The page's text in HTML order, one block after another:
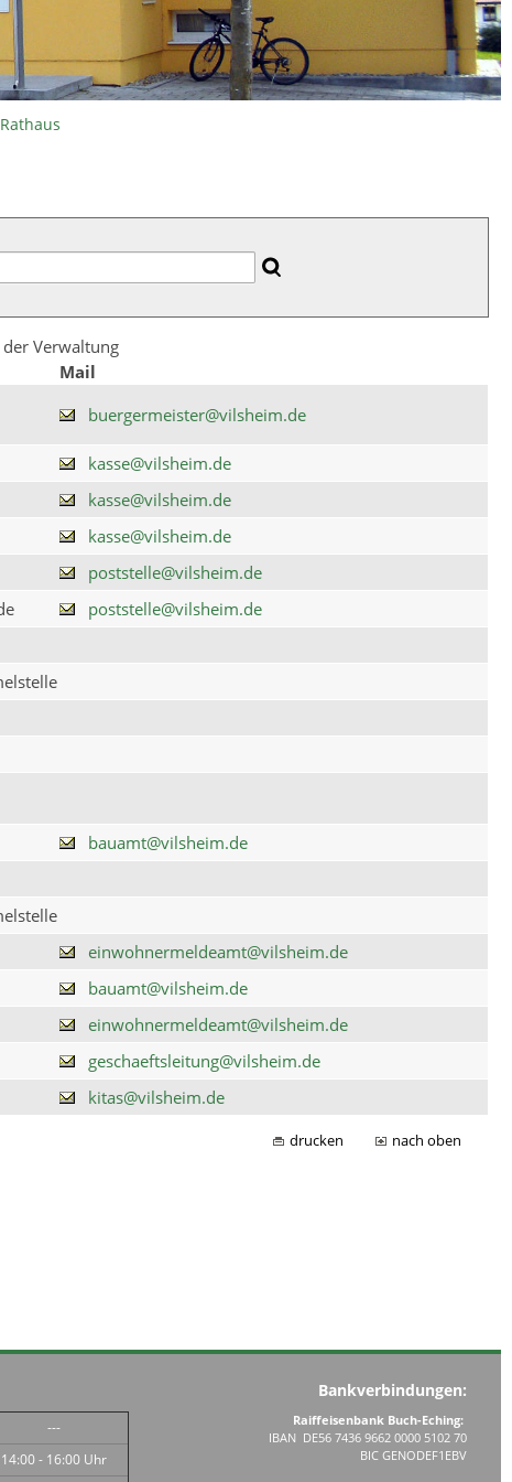
Verwaltung
Mail
buergermeister@vilsheim.de
kasse@vilsheim.de
kasse@vilsheim.de
kasse@vilsheim.de
poststelle@vilsheim.de
poststelle@vilsheim.de
bauamt@vilsheim.de
einwohnermeldeamt@vilsheim.de
bauamt@vilsheim.de
einwohnermeldeamt@vilsheim.de
geschaeftsleitung@vilsheim.de
kitas@vilsheim.de
drucken nach oben
---
14:00 - 16:00 Uhr
Bankverbindungen:
Raiffeisenbank Buch-Eching:
IBAN DE56 7436 9662 0000 5102 70
BIC GENODEF1EBV